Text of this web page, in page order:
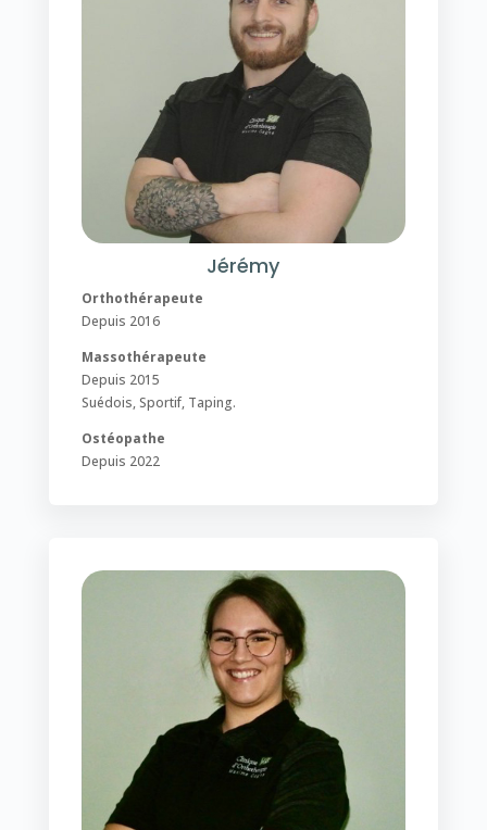
Jérémy
Orthothérapeute
Depuis 2016
Massothérapeute
Depuis 2015
Suédois, Sportif, Taping.
Ostéopathe
Depuis 2022